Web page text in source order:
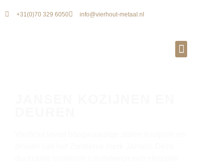
+31(0)70 329 6050 info@vierhout-metaal.nl